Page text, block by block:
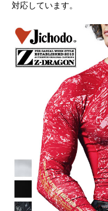
対応しています。